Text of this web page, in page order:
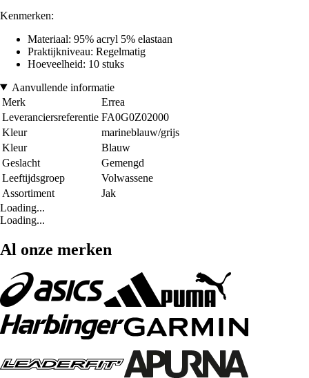
Kenmerken:
Materiaal: 95% acryl 5% elastaan
Praktijkniveau: Regelmatig
Hoeveelheid: 10 stuks
Aanvullende informatie
Merk
Errea
Leveranciersreferentie FA0G0Z02000
Kleur
marineblauw/grijs
Kleur
Blauw
Geslacht
Gemengd
Leeftijdsgroep
Volwassene
Assortiment
Jak
Loading...
Loading...
Al onze merken